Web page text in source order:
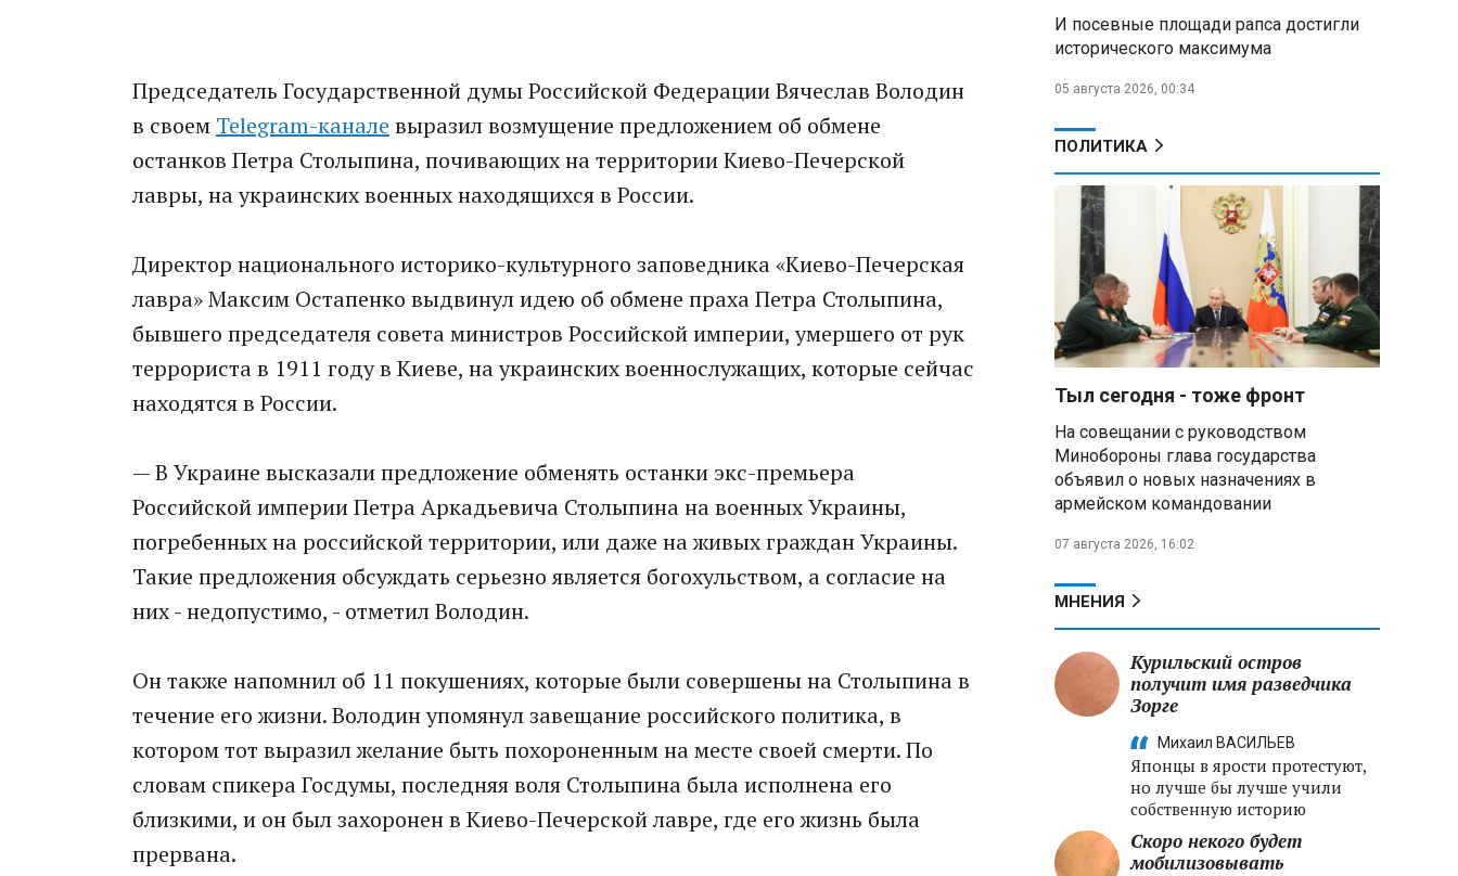
Председатель Государственной думы Российской Федерации Вячеслав Володин
в своем Telegram-канале выразил возмущение предложением об обмене
останков Петра Столыпина, почивающих на территории Киево-Печерской
лавры, на украинских военных находящихся в России.
Директор национального историко-культурного заповедника «Киево-Печерская
лавра» Максим Остапенко выдвинул идею об обмене праха Петра Столыпина,
бывшего председателя совета министров Российской империи, умершего от рук
террориста в 1911 году в Киеве, на украинских военнослужащих, которые сейчас
находятся в России.
— В Украине высказали предложение обменять останки экс-премьера
Российской империи Петра Аркадьевича Столыпина на военных Украины,
погребенных на российской территории, или даже на живых граждан Украины.
Такие предложения обсуждать серьезно является богохульством, а согласие на
них - недопустимо, - отметил Володин.
Он также напомнил об 11 покушениях, которые были совершены на Столыпина в
течение его жизни. Володин упомянул завещание российского политика, в
котором тот выразил желание быть похороненным на месте своей смерти. По
словам спикера Госдумы, последняя воля Столыпина была исполнена его
близкими, и он был захоронен в Киево-Печерской лавре, где его жизнь была
прервана.
И посевные площади рапса достигли
исторического максимума
05 августа 2026, 00:34
ПОЛИТИКА
Тыл сегодня - тоже фронт
На совещании с руководством
Минобороны глава государства
объявил о новых назначениях в
армейском командовании
07 августа 2026, 16:02
МНЕНИЯ
Курильский остров
получит имя разведчика
Зорге
Михаил ВАСИЛЬЕВ
Японцы в ярости протестуют,
но лучше бы лучше учили
собственную историю
Скоро некого будет
мобилизовывать